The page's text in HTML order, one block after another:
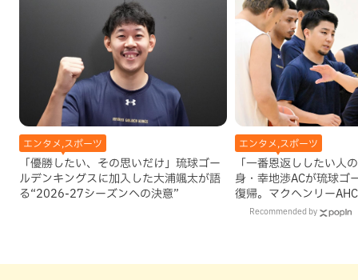
エンタメ,スポーツ
「優勝したい、その思いだけ」琉球ゴー
ルデンキングスに加入した大浦颯太が語
る“2026-27シーズンへの決意”
エンタメ,スポーツ
「一番恩返ししたい人
身・幸地渉ACが琉球ゴ
復帰。マクヘンリー
理由Recommended by